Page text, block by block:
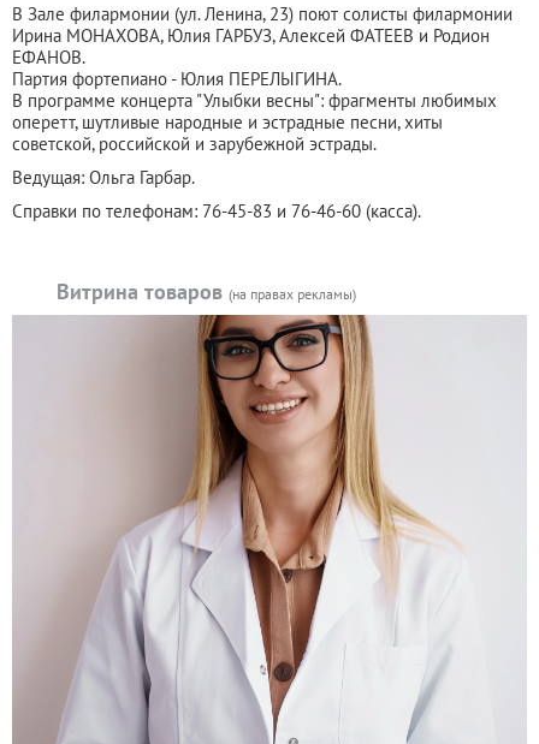
В Зале филармонии (ул. Ленина, 23) поют солисты филармонии
Ирина МОНАХОВА, Юлия ГАРБУЗ, Алексей ФАТЕЕВ и Родион
ЕФАНОВ.
Партия фортепиано - Юлия ПЕРЕЛЫГИНА.
В программе концерта "Улыбки весны": фрагменты любимых
оперетт, шутливые народные и эстрадные песни, хиты
советской, российской и зарубежной эстрады.
Ведущая: Ольга Гарбар.
Справки по телефонам: 76-45-83 и 76-46-60 (касса).
Витрина товаров (на правах рекламы)